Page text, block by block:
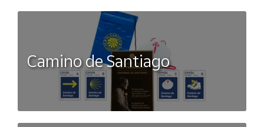
Camino de Santiago